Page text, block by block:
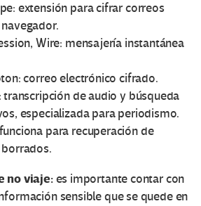
extensión para cifrar correos
Wire: mensajería instantánea
correo electrónico cifrado.
transcripción de audio y búsqueda
especializada para periodismo.
para recuperación de
no viaje:es importante contar con
sensible que se quede en